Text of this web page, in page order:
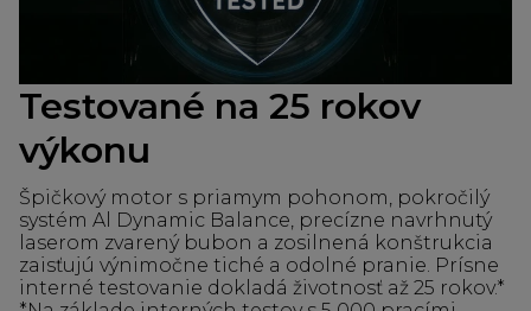
Testované na 25 rokov
výkonu
Špičkový motor s priamym pohonom, pokročilý
systém Al Dynamic Balance, precízne navrhnutý
laserom zvarený bubon a zosilnená konštrukcia
zaisťujú výnimočne tiché a odolné pranie. Prísne
interné testovanie dokladá životnosť až 25 rokov.*